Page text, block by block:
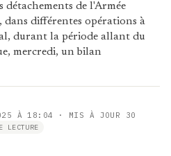
détachements de l'Armée
différentes opérations à
durant la période allant du
mercredi, un bilan
À 18:04
· MIS À JOUR 30
LECTURE